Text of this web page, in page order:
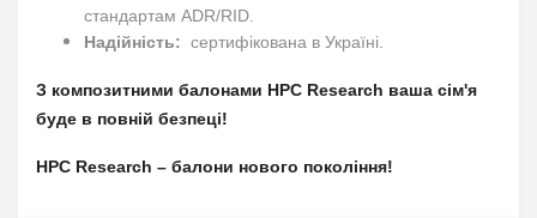
стандартам ADR/RID.
Надійність: сертифікована в Україні.
З композитними балонами HPC Research ваша сім'я
буде в повній безпеці!
HPC Research – балони нового покоління!